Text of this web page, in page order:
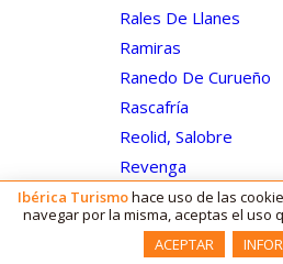
Rales De Llanes
Ramiras
Ranedo De Curueño
Rascafría
Reolid, Salobre
Revenga
Riaza
Riba-Roja D'ebre
Riba-Roja De Turia
Ibérica Turismohace uso de las
navegar por la misma, aceptas el uso
ACEPTAR